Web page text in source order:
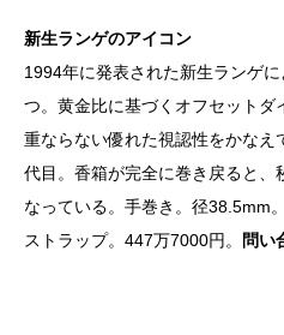
新生ランゲのアイコン
1994年に発表された新生ランゲ
つ。黄金比に基づくオフセット
重ならない優れた視認性をかなえ
代目。香箱が完全に巻き戻ると、
なっている。手巻き。径38.5mm
ストラップ。447万7000円。
問い